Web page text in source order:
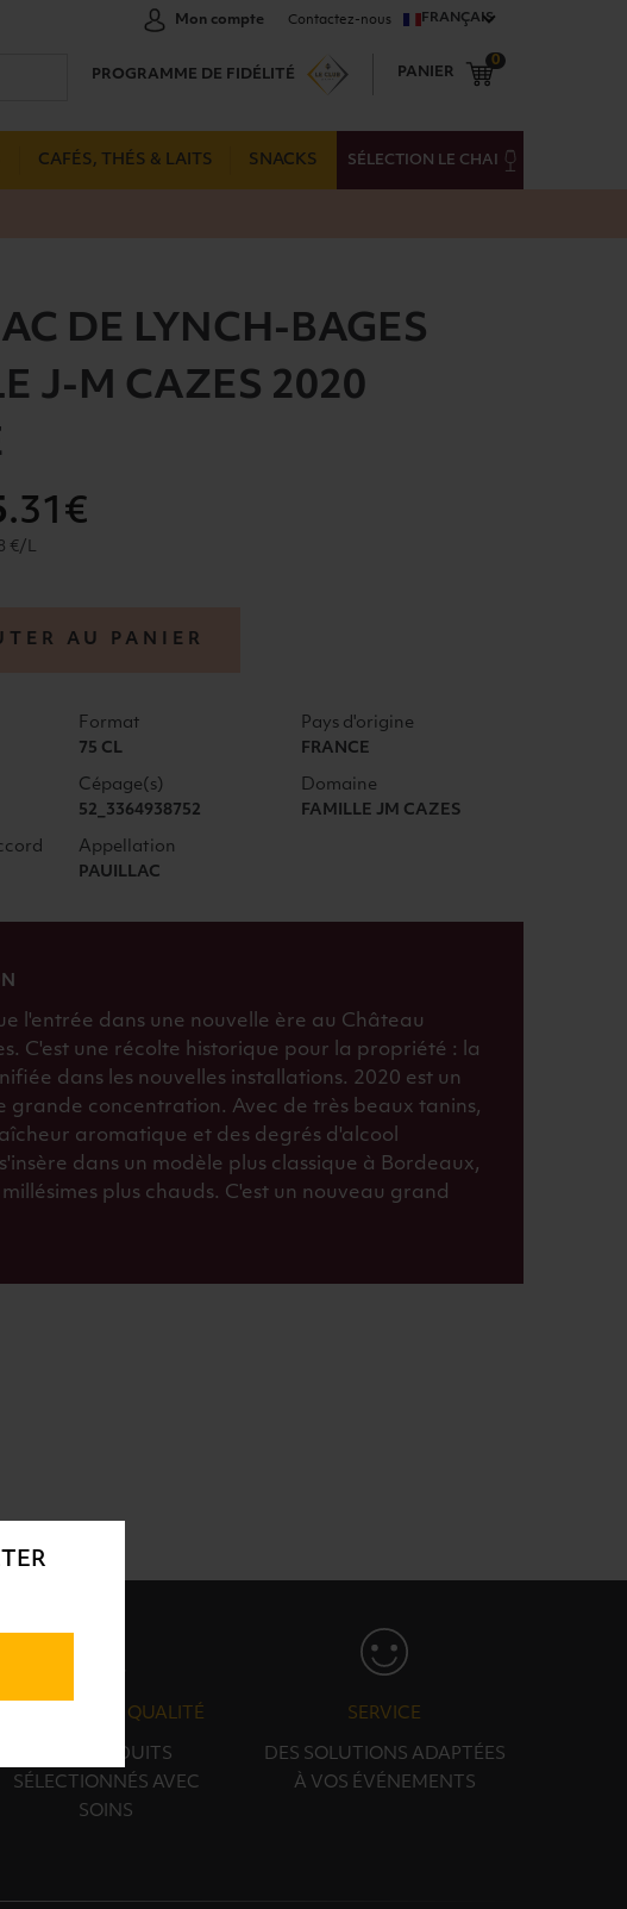
Mon compte Contactez-nous FRANÇAIS
PROGRAMME DE FIDÉLITÉ PANIER
0
CAFÉS, THÉS & LAITS SNACKS SÉLECTION LE CHAI
DE LYNCH-BAGES
J-M CAZES 2020
.31€
€/L
AU PANIER
Format
75 CL
Pays d'origine
FRANCE
Cépage(s)
52_3364938752
Domaine
FAMILLE JM CAZES
Appellation
PAUILLAC
l'entrée dans une nouvelle ère au Château
C'est une récolte historique pour la propriété : la
dans les nouvelles installations. 2020 est un
grande concentration. Avec de très beaux tanins,
aromatique et des degrés d'alcool
dans un modèle plus classique à Bordeaux,
plus chauds. C'est un nouveau grand
SÉLECTION & QUALITÉ
DES PRODUITS
SÉLECTIONNÉS AVEC
SOINS
SERVICE
DES SOLUTIONS ADAPTÉES
À VOS ÉVÉNEMENTS